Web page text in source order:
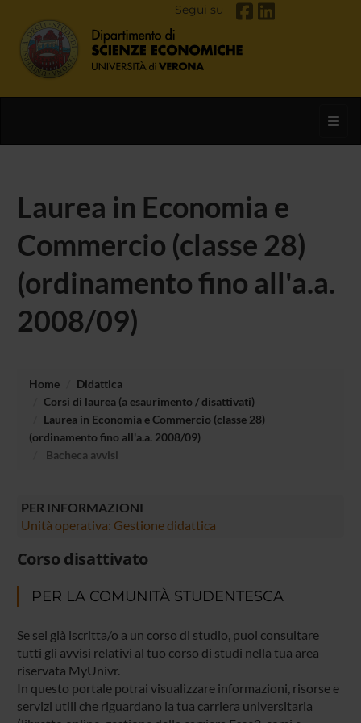
Segui su
Laurea in Economia e
Commercio (classe 28)
(ordinamento fino all'a.a.
2008/09)
Home
Didattica
Corsi di laurea (a esaurimento / disattivati)
Laurea in Economia e Commercio (classe 28)
(ordinamento fino all'a.a. 2008/09)
Bacheca avvisi
PER INFORMAZIONI
Unità operativa: Gestione didattica
Corso disattivato
PER LA COMUNITÀ STUDENTESCA
Se sei già iscritta/o a un corso di studio, puoi consultare
tutti gli avvisi relativi al tuo corso di studi nella tua area
riservata MyUnivr.
In questo portale potrai visualizzare informazioni, risorse e
servizi utili che riguardano la tua carriera universitaria